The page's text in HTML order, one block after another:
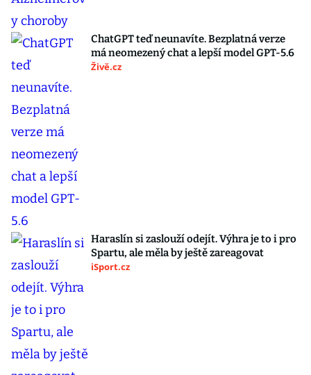
ChatGPT teď neunavíte. Bezplatná verze
má neomezený chat a lepší model GPT-5.6
Živě.cz
Haraslín si zaslouží odejít. Výhra je to i pro
Spartu, ale měla by ještě zareagovat
iSport.cz